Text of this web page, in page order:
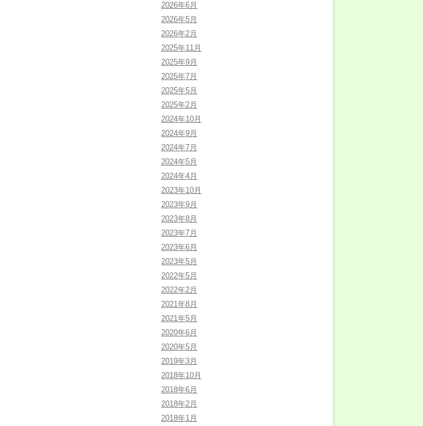
2026年6月
2026年5月
2026年2月
2025年11月
2025年9月
2025年7月
2025年5月
2025年2月
2024年10月
2024年9月
2024年7月
2024年5月
2024年4月
2023年10月
2023年9月
2023年8月
2023年7月
2023年6月
2023年5月
2022年5月
2022年2月
2021年8月
2021年5月
2020年6月
2020年5月
2019年3月
2018年10月
2018年6月
2018年2月
2018年1月